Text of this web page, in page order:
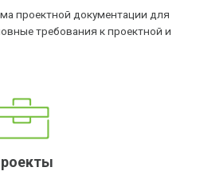
проектной документации для
требования к проектной и